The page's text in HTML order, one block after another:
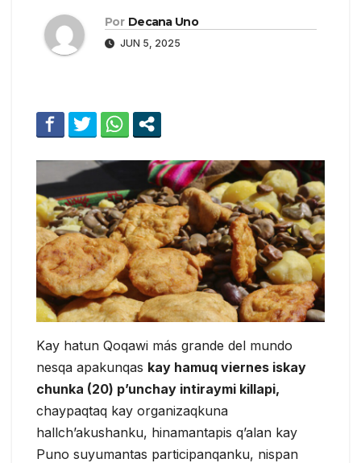
Por Decana Uno
JUN 5, 2025
Kay hatun Qoqawi más grande del mundo
nesqa apakunqas kay hamuq viernes iskay
chunka (20) p’unchay intiraymi killapi,
chaypaqtaq kay organizaqkuna
hallch’akushanku, hinamantapis q’alan kay
Puno suyumantas participanqanku, nispan